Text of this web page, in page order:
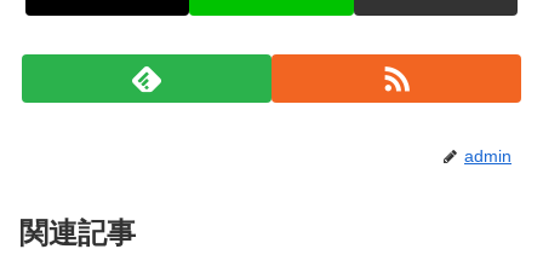
admin
関連記事